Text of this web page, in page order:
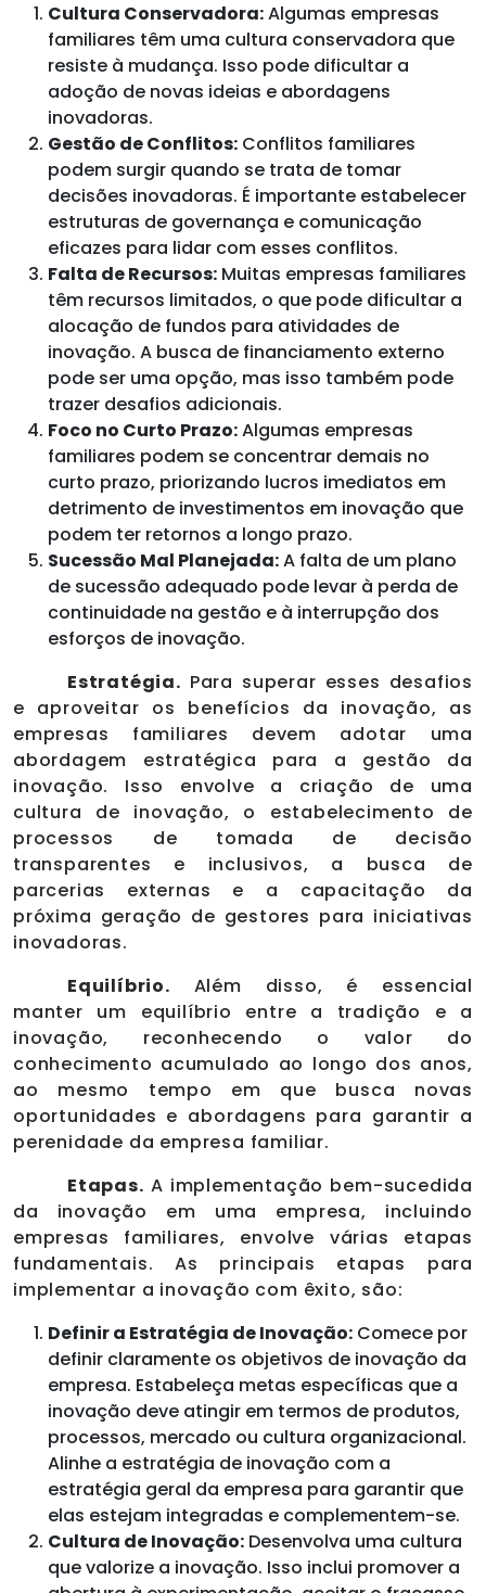
Cultura Conservadora:Algumas empresas
familiares têm uma cultura conservadora que
resiste à mudança. Isso pode dificultar a
adoção de novas ideias e abordagens
inovadoras.
Gestão de Conflitos: Conflitos familiares
podem surgir quando se trata de tomar
decisões inovadoras. É importante estabelecer
estruturas de governança e comunicação
eficazes para lidar com esses conflitos.
Falta de Recursos: Muitas empresas familiares
têm recursos limitados, o que pode dificultar a
alocação de fundos para atividades de
inovação. A busca de financiamento externo
pode ser uma opção, mas isso também pode
trazer desafios adicionais.
Foco no Curto Prazo:Algumas empresas
familiares podem se concentrar demais no
curto prazo, priorizando lucros imediatos em
detrimento de investimentos em inovação que
podem ter retornos a longo prazo.
Sucessão Mal Planejada:A falta de um plano
de sucessão adequado pode levar à perda de
continuidade na gestão e à interrupção dos
esforços de inovação.
Estratégia. Para superar esses desafios
e aproveitar os benefícios da inovação, as
empresas familiares devem adotar uma
abordagem estratégica para a gestão da
inovação. Isso envolve a criação de uma
cultura de inovação, o estabelecimento de
processos de tomada de decisão
transparentes e inclusivos, a busca de
parcerias externas e a capacitação da
próxima geração de gestores para iniciativas
inovadoras.
Equilíbrio. Além disso, é essencial
manter um equilíbrio entre a tradição e a
inovação, reconhecendo o valor do
conhecimento acumulado ao longo dos anos,
ao mesmo tempo em que busca novas
oportunidades e abordagens para garantir a
perenidade da empresa familiar.
Etapas. A implementação bem-sucedida
da inovação em uma empresa, incluindo
empresas familiares, envolve várias etapas
fundamentais. As principais etapas para
implementar a inovação com êxito, são:
Definir a Estratégia de Inovação: Comece por
definir claramente os objetivos de inovação da
empresa. Estabeleça metas específicas que a
inovação deve atingir em termos de produtos,
processos, mercado ou cultura organizacional.
Alinhe a estratégia de inovação com a
estratégia geral da empresa para garantir que
elas estejam integradas e complementem-se.
Cultura de Inovação: Desenvolva uma cultura
que valorize a inovação. Isso inclui promover a